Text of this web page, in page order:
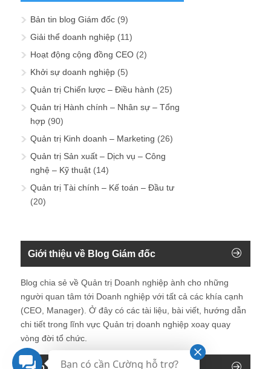
Bản tin blog Giám đốc (9)
Giải thể doanh nghiệp (11)
Hoạt động cộng đồng CEO (2)
Khởi sự doanh nghiệp (5)
Quản trị Chiến lược – Điều hành (25)
Quản trị Hành chính – Nhân sự – Tổng
hợp (90)
Quản trị Kinh doanh – Marketing (26)
Quản trị Sản xuất – Dịch vụ – Công
nghệ – Kỹ thuật (14)
Quản trị Tài chính – Kế toán – Đầu tư
(20)
Giới thiệu về Blog Giám đốc
Blog chia sẻ về Quản trị Doanh nghiệp ành cho những
người quan tâm tới Doanh nghiệp với tất cả các khía cạnh
(CEO, Manager). Ở đây có các tài liệu, bài viết, hướng dẫn
chi tiết trong lĩnh vực Quản trị doanh nghiệp xoay quay
vòng đời tổ chức.
Bạn có cần Cường hỗ trợ?